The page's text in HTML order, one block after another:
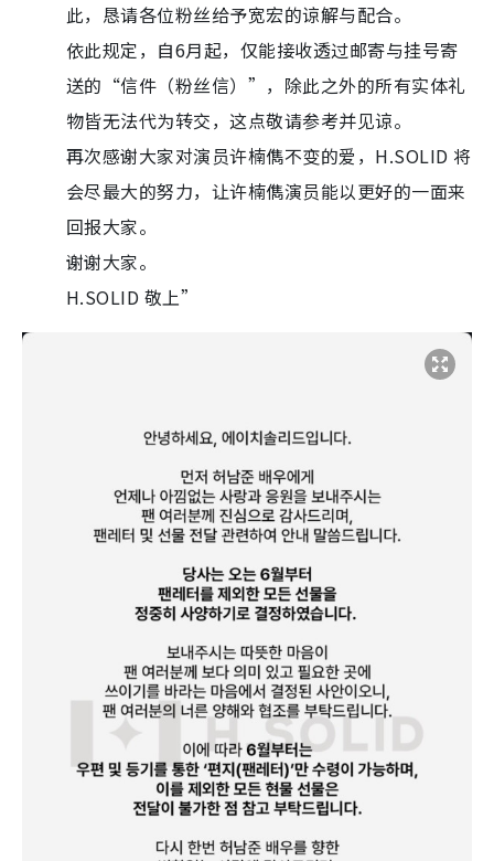
此，恳请各位粉丝给予宽宏的谅解与配合。
依此规定，自6月起，仅能接收透过邮寄与挂号寄
送的“信件（粉丝信）”，除此之外的所有实体礼
物皆无法代为转交，这点敬请参考并见谅。
再次感谢大家对演员许楠儁不变的爱，H.SOLID 将
会尽最大的努力，让许楠儁演员能以更好的一面来
回报大家。
谢谢大家。
H.SOLID 敬上”